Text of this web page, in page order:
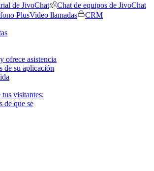
de JivoChat
Chat de equipos de JivoChat
PlusVideo llamadas
CRM
ofrece asistencia
de su aplicación
visitantes:
de que se